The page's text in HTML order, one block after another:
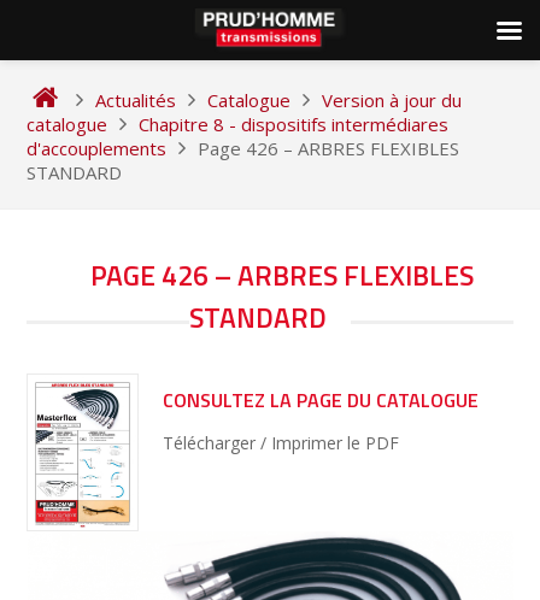
content
Actualités Catalogue
Version à jour du
catalogue
Chapitre 8 - dispositifs intermédiares
d'accouplements
Page 426 – ARBRES FLEXIBLES
STANDARD
PAGE 426 – ARBRES FLEXIBLES
STANDARD
CONSULTEZ LA PAGE DU CATALOGUE
Télécharger / Imprimer le PDF
NAVIGATION